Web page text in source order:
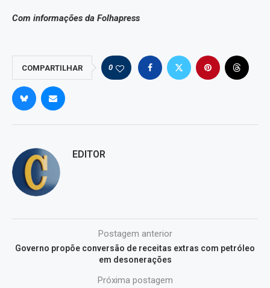
Com informações da Folhapress
COMPARTILHAR 0
EDITOR
Postagem anterior
Governo propõe conversão de receitas extras com petróleo
em desonerações
Próxima postagem